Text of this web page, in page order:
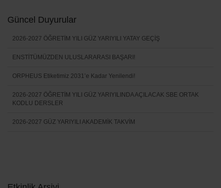
Güncel Duyurular
2026-2027 ÖĞRETİM YILI GÜZ YARIYILI YATAY GEÇİŞ
ENSTİTÜMÜZDEN ULUSLARARASI BAŞARI!
ORPHEUS Etiketimiz 2031’e Kadar Yenilendi!
2026-2027 ÖĞRETİM YILI GÜZ YARIYILINDA AÇILACAK SBE ORTAK
KODLU DERSLER
2026-2027 GÜZ YARIYILI AKADEMİK TAKVİM